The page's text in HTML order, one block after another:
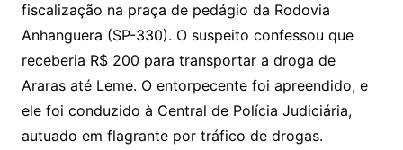
fiscalização na praça de pedágio da Rodovia
Anhanguera (SP-330). O suspeito confessou que
receberia R$ 200 para transportar a droga de
Araras até Leme. O entorpecente foi apreendido, e
ele foi conduzido à Central de Polícia Judiciária,
autuado em flagrante por tráfico de drogas.